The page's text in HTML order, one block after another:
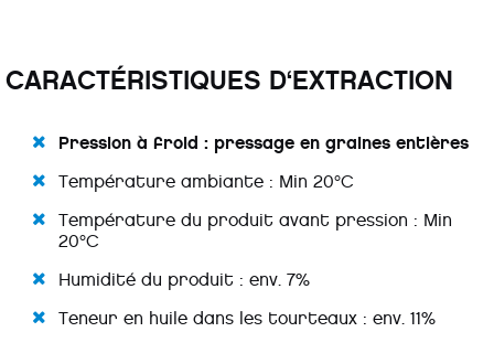
CARACTÉRISTIQUES D‘EXTRACTION
Pression à froid : pressage en graines entières
Température ambiante : Min 20°C
Température du produit avant pression : Min
20°C
Humidité du produit : env. 7%
Teneur en huile dans les tourteaux : env. 11%